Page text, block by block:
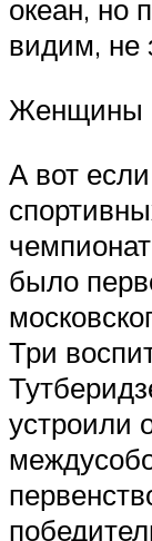
океан, но
видим, не
Женщины
А вот
было
Три
устроили